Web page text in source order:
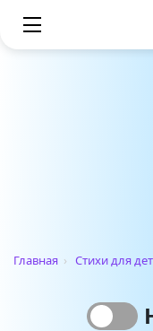
Главная › Стихи для